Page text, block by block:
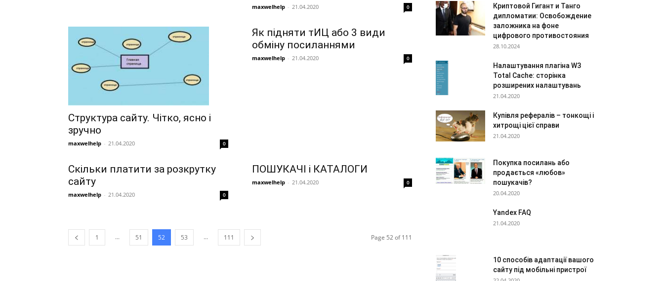
maxwelhelp - 21.04.2020 0
Структура сайту. Чітко, ясно і
зручно
maxwelhelp - 21.04.2020 0
Як підняти тИЦ або 3 види
обміну посиланнями
maxwelhelp - 21.04.2020 0
Скільки платити за розкрутку
сайту
maxwelhelp - 21.04.2020 0
ПОШУКАЧІ і КАТАЛОГИ
maxwelhelp - 21.04.2020 0
1 ... 51 52 53 ... 111 Page 52 of 111
Криптовой Гигант и Танго
дипломатии: Освобождение
заложника на фоне
цифрового противостояния
28.10.2024
Налаштування плагіна W3
Total Cache: сторінка
розширених налаштувань
21.04.2020
Купівля рефералів – тонкощі і
хитрощі цієї справи
21.04.2020
Покупка посилань або
продається «любов»
пошукачів?
20.04.2020
Yandex FAQ
21.04.2020
10 способів адаптації вашого
сайту під мобільні пристрої